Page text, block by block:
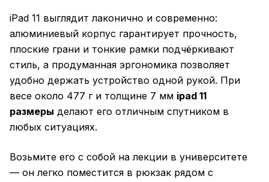
iPad 11 выглядит лаконично и современно:
алюминиевый корпус гарантирует прочность,
плоские грани и тонкие рамки подчёркивают
стиль, а продуманная эргономика позволяет
удобно держать устройство одной рукой. При
весе около 477 г и толщине 7 мм ipad 11
размеры делают его отличным спутником в
любых ситуациях.
Возьмите его с собой на лекции в университете
— он легко поместится в рюкзак рядом с